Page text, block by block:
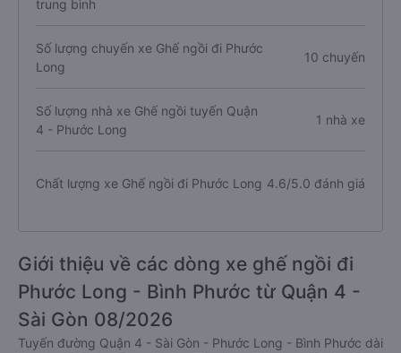
trung bình
Số lượng chuyến xe Ghế ngồi đi Phước
Long
10 chuyến
Số lượng nhà xe Ghế ngồi tuyến Quận
4 - Phước Long
1 nhà xe
Chất lượng xe Ghế ngồi đi Phước Long 4.6/5.0 đánh giá
Giới thiệu về các dòng xe ghế ngồi đi
Phước Long - Bình Phước từ Quận 4 -
Sài Gòn 08/2026
Tuyến đường Quận 4 - Sài Gòn - Phước Long - Bình Phước dài